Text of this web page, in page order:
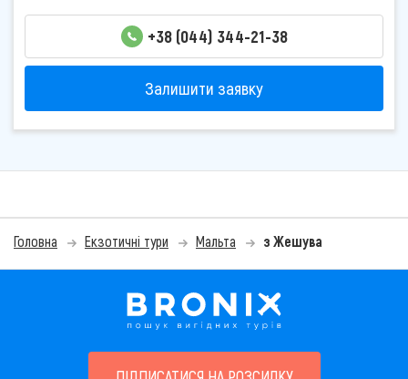
+38 (044) 344-21-38
Залишити заявку
Головна Екзотичні тури Мальта з Жешува